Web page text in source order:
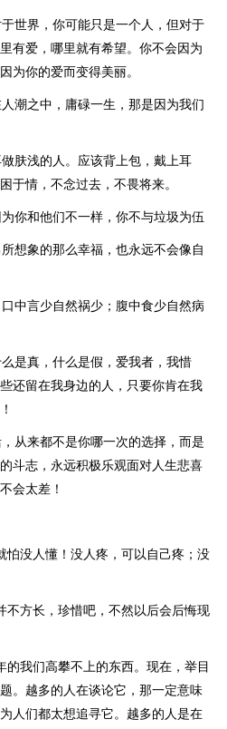
世界，你可能只是一个人，但对于
有爱，哪里就有希望。你不会因为
为你的爱而变得美丽。
潮之中，庸碌一生，那是因为我们
肤浅的人。应该背上包，戴上耳
于情，不念过去，不畏将来。
你和他们不一样，你不与垃圾为伍
想象的那么幸福，也永远不会像自
中言少自然祸少；腹中食少自然病
是真，什么是假，爱我者，我惜
还留在我身边的人，只要你肯在我
从来都不是你哪一次的选择，而是
斗志，永远积极乐观面对人生悲喜
会太差！
怕没人懂！没人疼，可以自己疼；没
不方长，珍惜吧，不然以后会后悔现
的我们高攀不上的东西。现在，举目
。越多的人在谈论它，那一定意味
人们都太想追寻它。越多的人是在